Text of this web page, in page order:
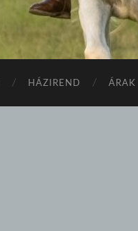
HÁZIREND ÁRAK